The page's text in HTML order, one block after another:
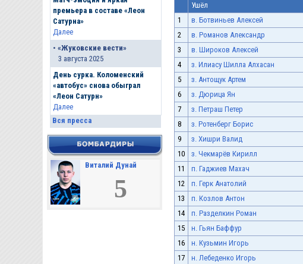
премьера в составе «Леон
Сатурна»
Далее
• «Жуковские вести»
3 августа 2025
День сурка. Коломенский
«автобус» снова обыграл
«Леон Сатурн»
Далее
Вся пресса
Виталий Дунай
5
Ушёл
1
в. Ботвиньев Алексей
2
в. Романов Александр
3
в. Широков Алексей
4
з. Илиасу Шилла Алхасан
5
з. Антощук Артем
6
з. Дюрица Ян
7
з. Петраш Петер
8
з. Ротенберг Борис
9
з. Хишри Валид
10
з. Чекмарёв Кирилл
11
п. Гаджиев Махач
12
п. Герк Анатолий
13
п. Козлов Антон
14
п. Разделкин Роман
15
н. Гьян Баффур
16
н. Кузьмин Игорь
17
н. Лебеденко Игорь